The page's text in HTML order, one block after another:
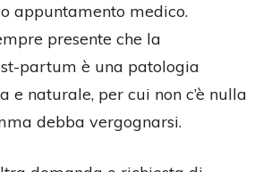
appuntamento medico.
presente che la
partum è una patologia
e naturale, per cui non c’è nulla
debba vergognarsi.